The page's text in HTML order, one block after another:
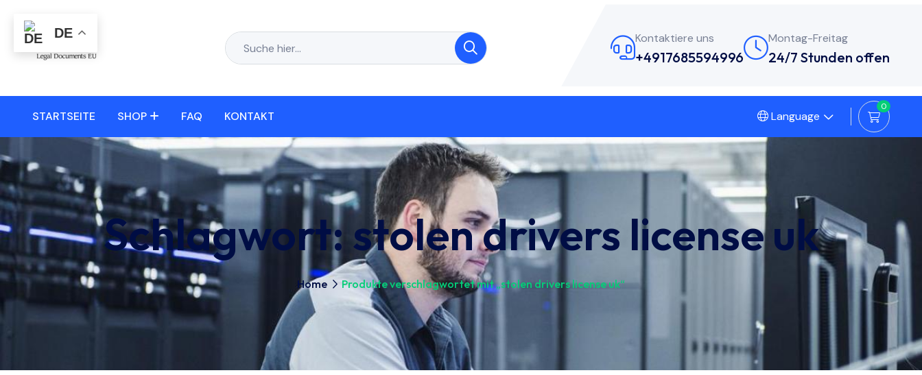
Kontaktiere uns
+4917685594996
Montag-Freitag
24/7 Stunden offen
STARTSEITE SHOP FAQ KONTAKT Language
0
Schlagwort:stolen drivers license uk
Home Produkte verschlagwortet mit „stolen drivers license uk“
DE